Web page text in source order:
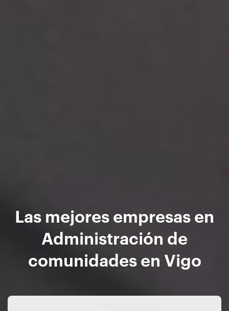
Las mejores empresas en
Administración de
comunidades en Vigo